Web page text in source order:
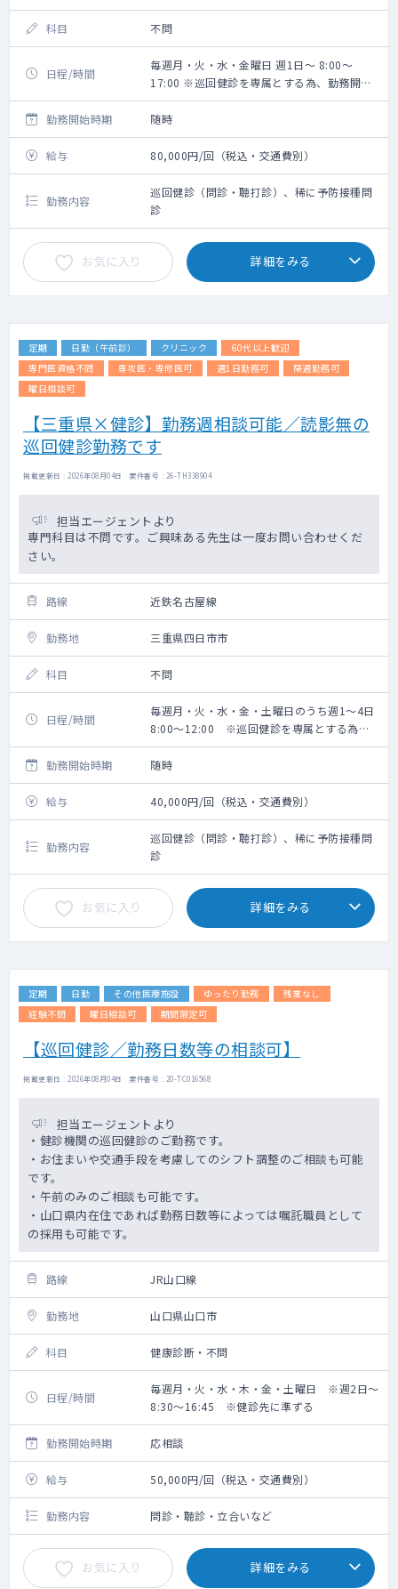
科目 不問
日程/時間
毎週月・火・水・金曜日 週1日～ 8:00～
17:00 ※巡回健診を専属とする為、勤務開始
時間は巡回先により都度変更あり
勤務開始時期
随時
給与 80,000円/回（税込・交通費別）
勤務内容
巡回健診（問診・聴打診）、稀に予防接種問
診
お気に入り 詳細をみる
定期 日勤（午前診） クリニック
60代以上歓迎
専門医資格不問
専攻医・専修医可 週1日勤務可
隔週勤務可
曜日相談可
【三重県×健診】勤務週相談可能／読影無の
巡回健診勤務です
掲載更新日 : 2026年08月04日 案件番号 : 26-TH338904
担当エージェントより
専門科目は不問です。ご興味ある先生は一度お問い合わせくだ
さい。
路線 近鉄名古屋線
勤務地 三重県四日市市
科目 不問
日程/時間
毎週月・火・水・金・土曜日のうち週1～4日
8:00～12:00 ※巡回健診を専属とする為、
勤務開始時間は巡回先により都度変更あり
勤務開始時期
随時
給与 40,000円/回（税込・交通費別）
勤務内容
巡回健診（問診・聴打診）、稀に予防接種問
診
お気に入り 詳細をみる
定期 日勤 その他医療施設 ゆったり勤務
残業なし
経験不問
曜日相談可 期間限定可
【巡回健診／勤務日数等の相談可】
掲載更新日 : 2026年08月04日 案件番号 : 20-TC016568
担当エージェントより
・健診機関の巡回健診のご勤務です。
・お住まいや交通手段を考慮してのシフト調整のご相談も可能
です。
・午前のみのご相談も可能です。
・山口県内在住であれば勤務日数等によっては嘱託職員として
の採用も可能です。
路線 JR山口線
勤務地 山口県山口市
科目 健康診断・不問
日程/時間
毎週月・火・水・木・金・土曜日 ※週2日～
8:30～16:45 ※健診先に準ずる
勤務開始時期 応相談
給与 50,000円/回（税込・交通費別）
勤務内容 問診・聴診・立合いなど
お気に入り 詳細をみる